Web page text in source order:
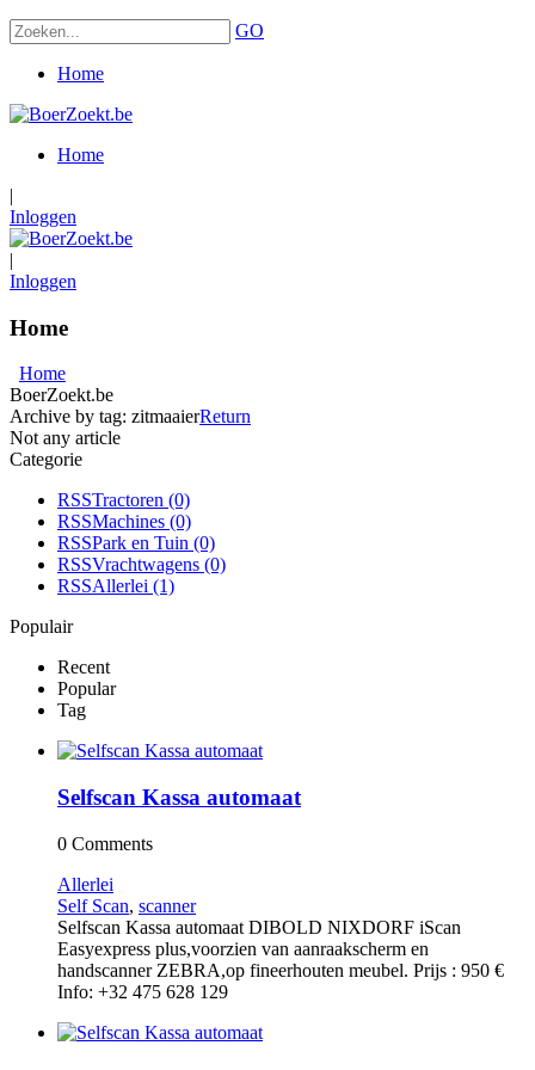
GO
Home
Home
|
Inloggen
|
Inloggen
Home
Home
BoerZoekt.be
Archive by tag: zitmaaierReturn
Not any article
Categorie
RSSTractoren (0)
RSSMachines (0)
RSSPark en Tuin (0)
RSSVrachtwagens (0)
RSSAllerlei (1)
Populair
Recent
Popular
Tag
Selfscan Kassa automaat
0 Comments
Allerlei
Self Scan, scanner
Selfscan Kassa automaat DIBOLD NIXDORF iScan
Easyexpress plus,voorzien van aanraakscherm en
handscanner ZEBRA,op fineerhouten meubel. Prijs : 950 €
Info: +32 475 628 129